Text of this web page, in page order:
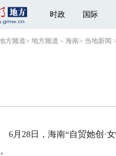
时政 国际
方频道> 地方频道－海南> 当地新闻
28日，海南“自贸她创·女